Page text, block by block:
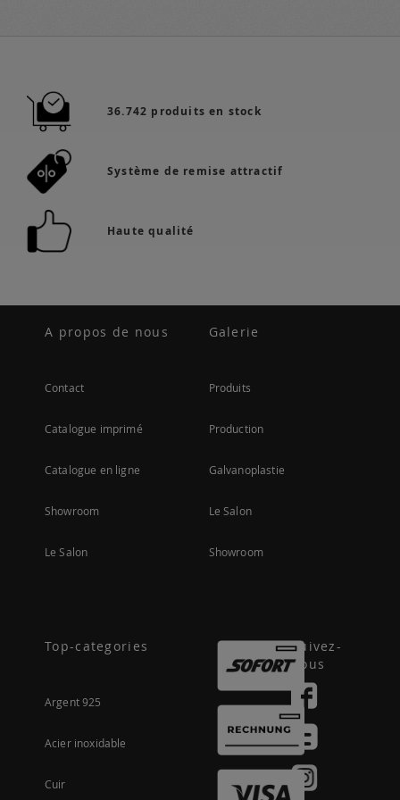
36.742 produits en stock
Système de remise attractif
Haute qualité
A propos de nous
Contact
Catalogue imprimé
Catalogue en ligne
Showroom
Le Salon
Galerie
Produits
Production
Galvanoplastie
Le Salon
Showroom
Top-categories
Argent 925
Acier inoxidable
Cuir
Suivez-
nous